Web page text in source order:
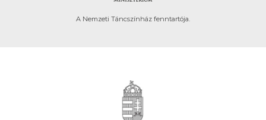
A Nemzeti Táncszínház fenntartója.